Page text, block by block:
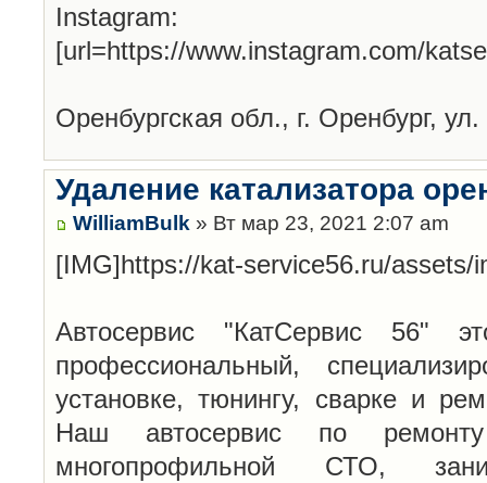
Instagram:
[url=https://www.instagram.com/
Оренбургская обл., г. Оренбург,
Удаление катализатора
WilliamBulk » Вт мар 23, 2021 2:07 am
[IMG]https://kat-service56.ru/assets/
Автосервис "КатСервис 56"
профессиональный,
установке, тюнингу, сварке и
Наш автосервис по
многопрофильной СТО,